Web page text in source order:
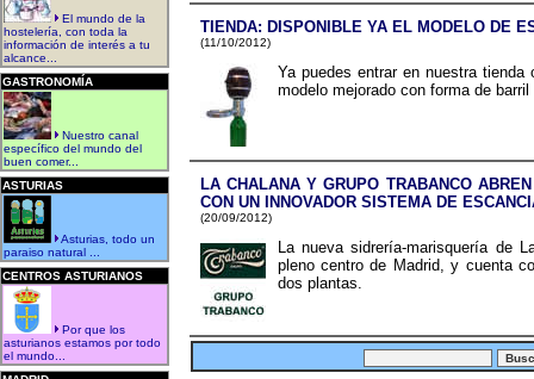
El mundo de la
hostelería, con toda la
información de interés a tu
alcance...
GASTRONOMÍA
Nuestro canal
específico del mundo del
buen comer...
ASTURIAS
Asturias, todo un
paraiso natural ...
CENTROS ASTURIANOS
Por que los
asturianos estamos por todo
el mundo...
TIENDA: DISPONIBLE YA EL MODELO DE
(11/10/2012)
Ya puedes entrar en nuestra
modelo mejorado con forma de barril
LA CHALANA Y GRUPO TRABANCO
CON UN INNOVADOR SISTEMA DE
(20/09/2012)
La nueva sidrería-marisquería de
pleno centro de Madrid, y cuenta
dos plantas.